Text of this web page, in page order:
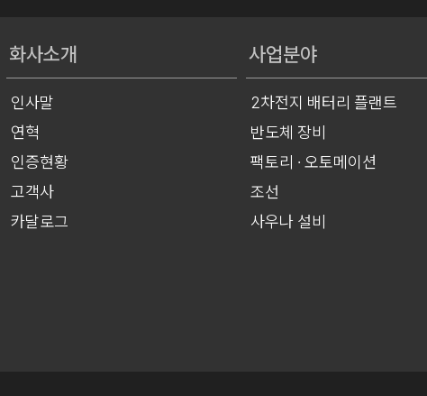
화사소개
인사말
연혁
인증현황
고객사
카달로그
사업분야
2차전지 배터리 플랜트
반도체 장비
팩토리 · 오토메이션
조선
사우나 설비